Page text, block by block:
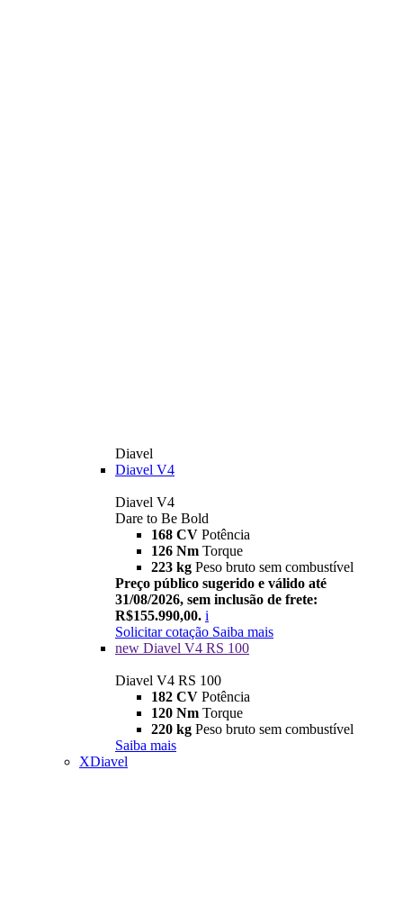
Diavel
Diavel V4
Diavel V4
Dare to Be Bold
168 CV Potência
126 Nm Torque
223 kg Peso bruto sem combustível
Preço público sugerido e válido até
31/08/2026, sem inclusão de frete:
R$155.990,00. i
Solicitar cotação Saiba mais
new Diavel V4 RS 100
Diavel V4 RS 100
182 CV Potência
120 Nm Torque
220 kg Peso bruto sem combustível
Saiba mais
XDiavel